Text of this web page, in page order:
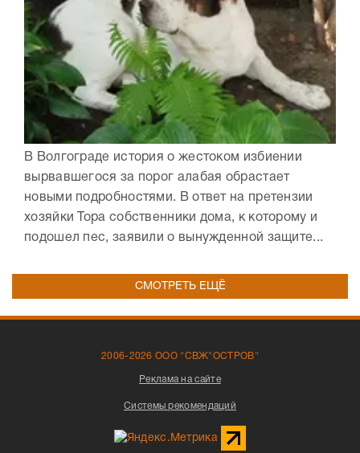
В Волгограде история о жестоком избиении
вырвавшегося за порог алабая обрастает
новыми подробностями. В ответ на претензии
хозяйки Тора собственники дома, к которому и
подошел пес, заявили о вынужденной защите...
СМОТРЕТЬ ЕЩЁ
2006-2026 ООО "СВЖ"ОСТРОВ"
Реклама на сайте
Системы рекомендаций